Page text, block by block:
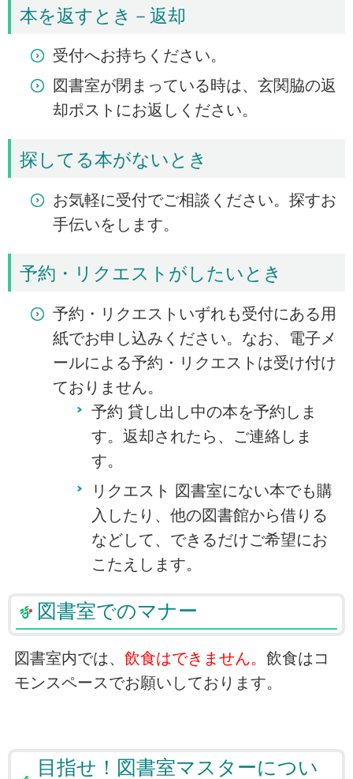
本を返すとき－返却
受付へお持ちください。
図書室が閉まっている時は、玄関脇の返
却ポストにお返しください。
探してる本がないとき
お気軽に受付でご相談ください。探すお
手伝いをします。
予約・リクエストがしたいとき
予約・リクエストいずれも受付にある用
紙でお申し込みください。なお、電子メ
ールによる予約・リクエストは受け付け
ておりません。
予約 貸し出し中の本を予約しま
す。返却されたら、ご連絡しま
す。
リクエスト 図書室にない本でも購
入したり、他の図書館から借りる
などして、できるだけご希望にお
こたえします。
図書室でのマナー
図書室内では、 飲食はできません。 飲食はコ
モンスペースでお願いしております。
目指せ！図書室マスターについ